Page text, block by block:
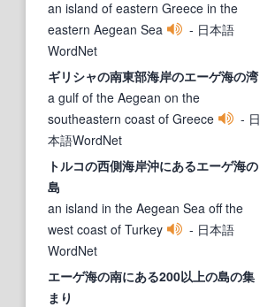
an island of eastern Greece in the
eastern Aegean Sea
- 日本語
WordNet
ギリシャの南東部海岸のエーゲ海の湾
a gulf of the Aegean on the
southeastern coast of Greece
- 日
本語WordNet
トルコの西側海岸沖にあるエーゲ海の
島
an island in the Aegean Sea off the
west coast of Turkey
- 日本語
WordNet
エーゲ海の南にある200以上の島の集
まり